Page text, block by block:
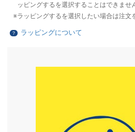
ッピングするを選択することはできませ
ラッピングするを選択したい場合は注文
？ ラッピングについて